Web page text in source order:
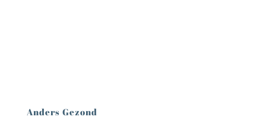
Anders Gezond